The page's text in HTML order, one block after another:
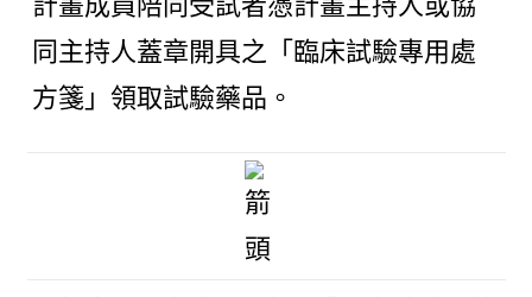
同主持人蓋章開具之「臨床試驗專用處
方箋」領取試驗藥品。